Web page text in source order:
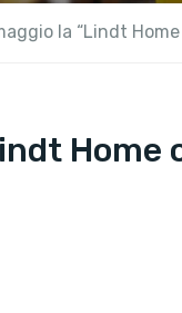
la “Lindt